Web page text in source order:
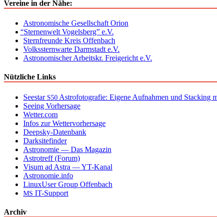
Vereine in der Nähe:
Astronomische Gesellschaft Orion
“Sternenwelt Vogelsberg” e.V.
Sternfreunde Kreis Offenbach
Volkssternwarte Darmstadt e.V.
Astronomischer Arbeitskr. Freigericht e.V.
Nützliche Links
Seestar S50 Astrofotografie: Eigene Aufnahmen und Stacking
Seeing Vorhersage
Wetter.com
Infos zur Wettervorhersage
Deepsky-Datenbank
Darksitefinder
Astronomie — Das Magazin
Astrotreff (Forum)
Visum ad Astra — YT-Kanal
Astronomie.info
LinuxUser Group Offenbach
MS IT-Support
Archiv